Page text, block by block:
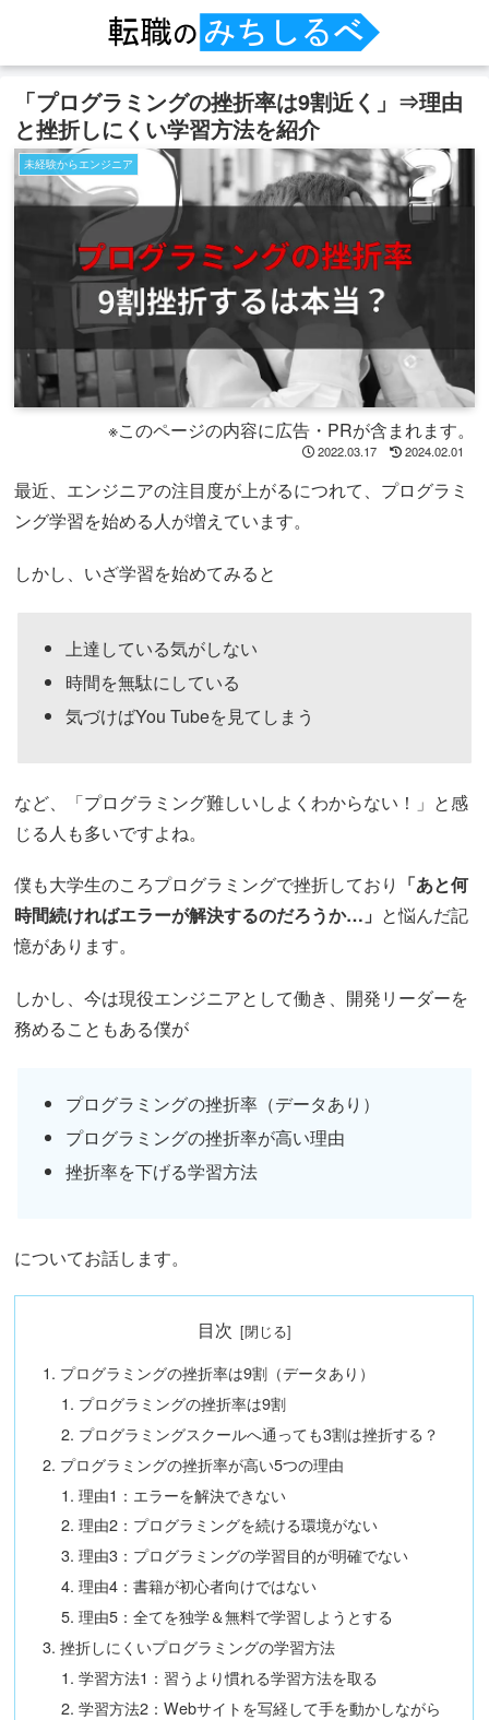
「プログラミングの挫折率は9割近く」⇒理由
と挫折しにくい学習方法を紹介
未経験からエンジニア
※このページの内容に広告・PRが含まれます。
2022.03.17 2024.02.01
最近、エンジニアの注目度が上がるにつれて、プログラミ
ング学習を始める人が増えています。
しかし、いざ学習を始めてみると
上達している気がしない
時間を無駄にしている
気づけばYou Tubeを見てしまう
など、「プログラミング難しいしよくわからない！」と感
じる人も多いですよね。
僕も大学生のころプログラミングで挫折しており 「あと何
時間続ければエラーが解決するのだろうか…」 と悩んだ記
憶があります。
しかし、今は現役エンジニアとして働き、開発リーダーを
務めることもある僕が
プログラミングの挫折率（データあり）
プログラミングの挫折率が高い理由
挫折率を下げる学習方法
についてお話します。
目次
プログラミングの挫折率は9割（データあり）
プログラミングの挫折率は9割
プログラミングスクールへ通っても3割は挫折する？
プログラミングの挫折率が高い5つの理由
理由1：エラーを解決できない
理由2：プログラミングを続ける環境がない
理由3：プログラミングの学習目的が明確でない
理由4：書籍が初心者向けではない
理由5：全てを独学＆無料で学習しようとする
挫折しにくいプログラミングの学習方法
学習方法1：習うより慣れる学習方法を取る
学習方法2：Webサイトを写経して手を動かしながら